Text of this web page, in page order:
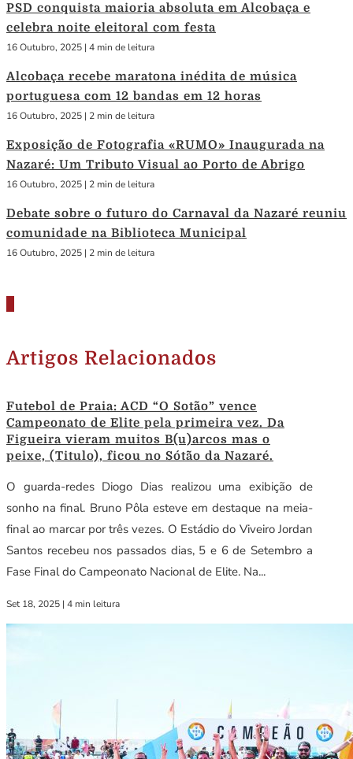
PSD conquista maioria absoluta em Alcobaça e
celebra noite eleitoral com festa
16 Outubro, 2025 | 4 min de leitura
Alcobaça recebe maratona inédita de música
portuguesa com 12 bandas em 12 horas
16 Outubro, 2025 | 2 min de leitura
Exposição de Fotografia «RUMO» Inaugurada na
Nazaré: Um Tributo Visual ao Porto de Abrigo
16 Outubro, 2025 | 2 min de leitura
Debate sobre o futuro do Carnaval da Nazaré reuniu
comunidade na Biblioteca Municipal
16 Outubro, 2025 | 2 min de leitura
Artigos Relacionados
Futebol de Praia: ACD “O Sotão” vence
Campeonato de Elite pela primeira vez. Da
Figueira vieram muitos B(u)arcos mas o
peixe, (Titulo), ficou no Sótão da Nazaré.
O guarda-redes Diogo Dias realizou uma exibição de
sonho na final. Bruno Pôla esteve em destaque na meia-
final ao marcar por três vezes. O Estádio do Viveiro Jordan
Santos recebeu nos passados dias, 5 e 6 de Setembro a
Fase Final do Campeonato Nacional de Elite. Na...
Set 18, 2025 | 4 min leitura